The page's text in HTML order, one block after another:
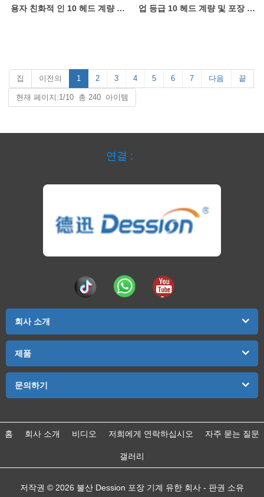
용자 친화적 인 10 헤드 계량 과
업 등급 10 헤드 계량 및 포장 기
집 이전의 1 2 3 4 5 6 7 다음 끝
현재 페이지:1/10 총 240 아이템
연결 :
회사 소개
제품
문의하기
홈 회사 소개 비디오 저희에게 연락하십시오 자주 묻는 질문
갤러리
저작권 © 2026 불산 Dession 포장 기계 유한 회사 - 판권 소유